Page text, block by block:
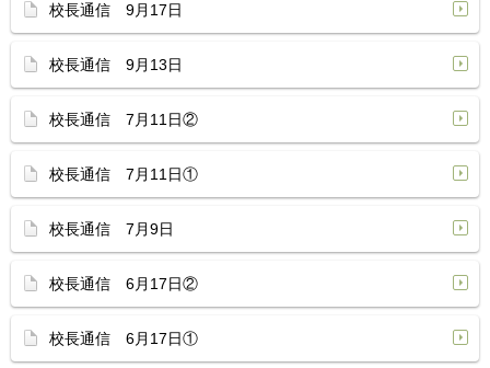
校長通信 9月17日
校長通信 9月13日
校長通信 7月11日②
校長通信 7月11日①
校長通信 7月9日
校長通信 6月17日②
校長通信 6月17日①